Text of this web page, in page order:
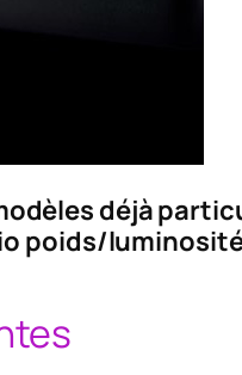
déjà
poids/